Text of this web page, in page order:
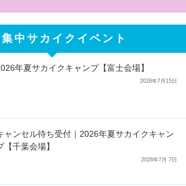
中サカイクイベント
年夏サカイクキャンプ【富士会場】
2026年7月15日
ャンセル待ち受付｜2026年夏サカイクキャン
【千葉会場】
2026年7月 7日